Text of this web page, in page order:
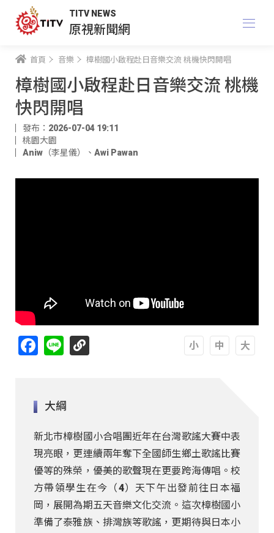
TITV NEWS
原視新聞網
首頁 音樂 樟樹國小啟程赴日音樂交流 桃機快閃開唱
樟樹國小啟程赴日音樂交流 桃機
快閃開唱
發布：2026-07-04 19:11
桃園大園
Aniw（李星儀）
、 Awi Pawan
Facebook
Line
大綱
新北市樟樹國小合唱團近年在台灣歌謠大賽中表
現亮眼，更連續兩年奪下全國師生鄉土歌謠比賽
優等的殊榮，優美的歌聲現在更要跨海傳唱。校
方帶領學生在今（4）天下午出發前往日本福
岡，展開為期五天音樂文化交流。這次樟樹國小
準備了泰雅族、排灣族等歌謠，更期待與日本小